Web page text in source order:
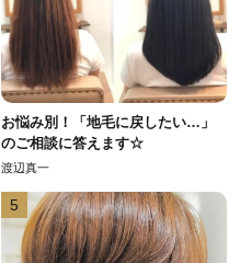
お悩み別！「地毛に戻したい…」
のご相談に答えます☆
渡辺真一
5